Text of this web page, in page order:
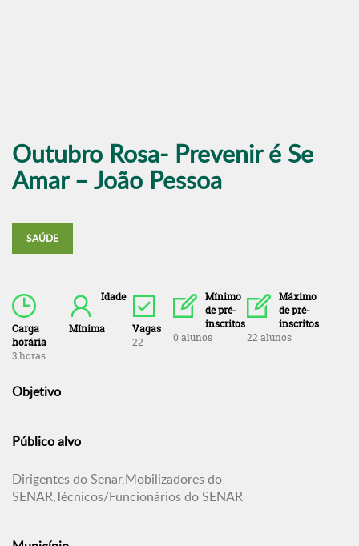
Outubro Rosa- Prevenir é Se
Amar – João Pessoa
SAÚDE
Carga
horária
3 horas
Idade
Mínima
Vagas
22
Mínimo
de pré-
inscritos
0 alunos
Máximo
de pré-
inscritos
22 alunos
Objetivo
Público alvo
Dirigentes do Senar,Mobilizadores do
SENAR,Técnicos/Funcionários do SENAR